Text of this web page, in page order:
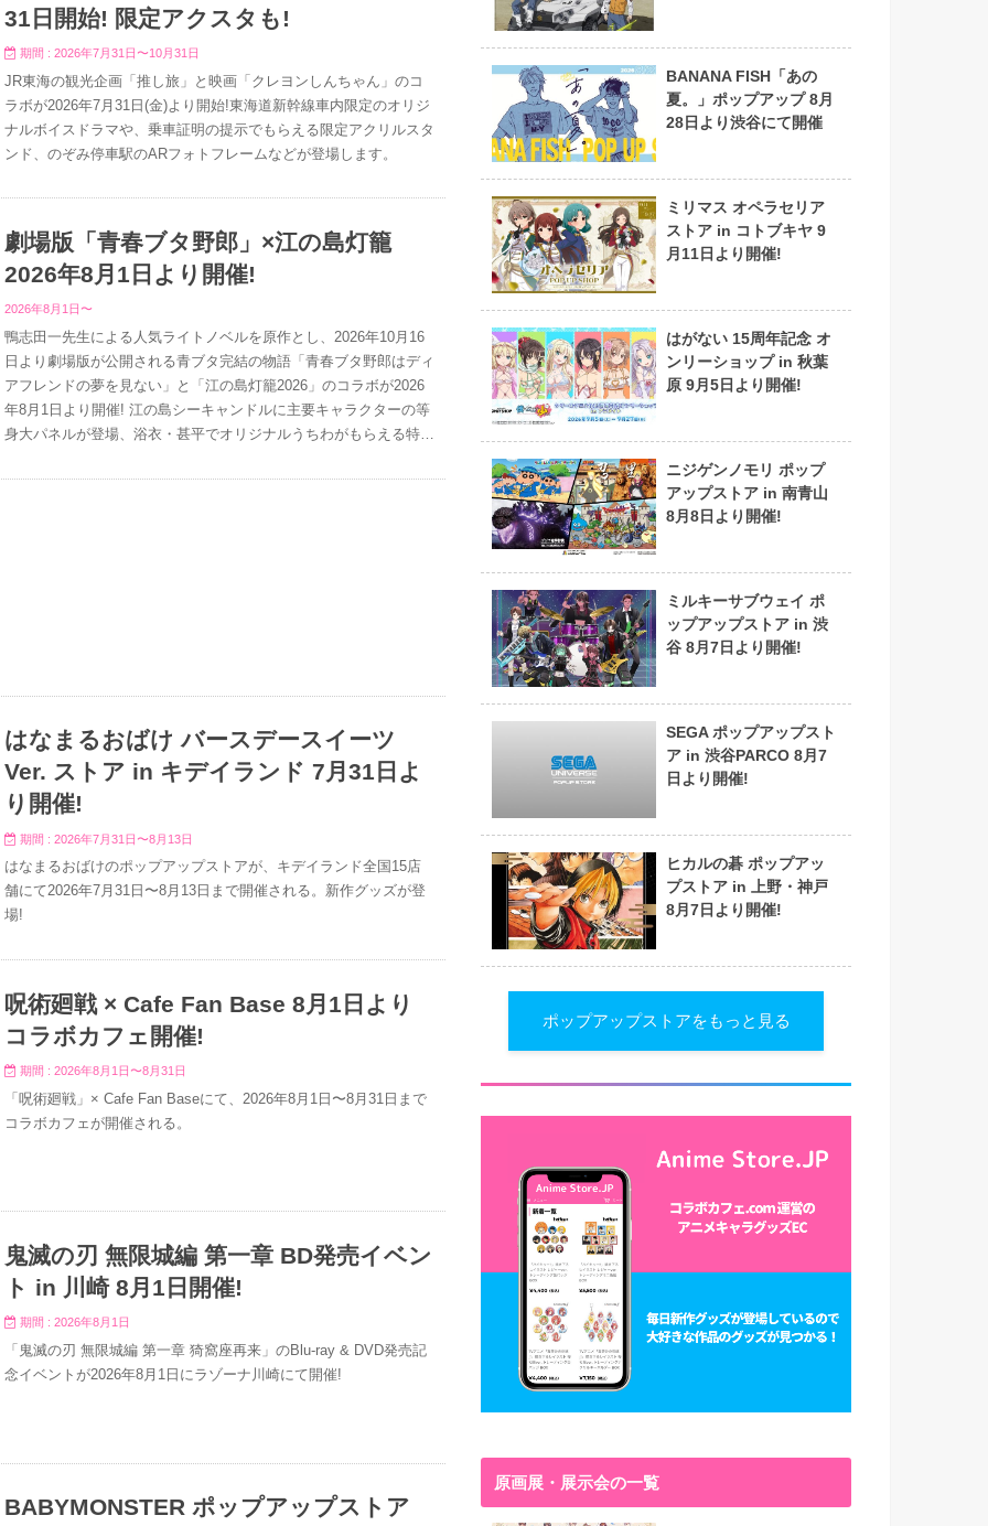
31日開始! 限定アクスタも!
期間 : 2026年7月31日〜10月31日
JR東海の観光企画「推し旅」と映画「クレヨンしんちゃん」のコ
ラボが2026年7月31日(金)より開始!東海道新幹線車内限定のオリジ
ナルボイスドラマや、乗車証明の提示でもらえる限定アクリルスタ
ンド、のぞみ停車駅のARフォトフレームなどが登場します。
劇場版「青春ブタ野郎」×江の島灯籠
2026年8月1日より開催!
2026年8月1日〜
鴨志田一先生による人気ライトノベルを原作とし、2026年10月16
日より劇場版が公開される青ブタ完結の物語「青春ブタ野郎はディ
アフレンドの夢を見ない」と「江の島灯籠2026」のコラボが2026
年8月1日より開催! 江の島シーキャンドルに主要キャラクターの等
身大パネルが登場、浴衣・甚平でオリジナルうちわがもらえる特典
はなまるおばけ バースデースイーツ
Ver. ストア in キデイランド 7月31日よ
り開催!
期間 : 2026年7月31日〜8月13日
はなまるおばけのポップアップストアが、キデイランド全国15店
舗にて2026年7月31日〜8月13日まで開催される。新作グッズが登
場!
呪術廻戦 × Cafe Fan Base 8月1日より
コラボカフェ開催!
期間 : 2026年8月1日〜8月31日
「呪術廻戦」× Cafe Fan Baseにて、2026年8月1日〜8月31日まで
コラボカフェが開催される。
鬼滅の刃 無限城編 第一章 BD発売イベン
ト in 川崎 8月1日開催!
期間 : 2026年8月1日
「鬼滅の刃 無限城編 第一章 猗窩座再来」のBlu-ray & DVD発売記
念イベントが2026年8月1日にラゾーナ川崎にて開催!
BABYMONSTER ポップアップストア
BANANA FISH「あの
夏。」ポップアップ 8月
28日より渋谷にて開催
ミリマス オペラセリア
ストア in コトブキヤ 9
月11日より開催!
はがない 15周年記念 オ
ンリーショップ in 秋葉
原 9月5日より開催!
ニジゲンノモリ ポップ
アップストア in 南青山
8月8日より開催!
ミルキーサブウェイ ポ
ップアップストア in 渋
谷 8月7日より開催!
SEGA ポップアップスト
ア in 渋谷PARCO 8月7
日より開催!
ヒカルの碁 ポップアッ
プストア in 上野・神戸
8月7日より開催!
ポップアップストアをもっと見る
原画展・展示会の一覧